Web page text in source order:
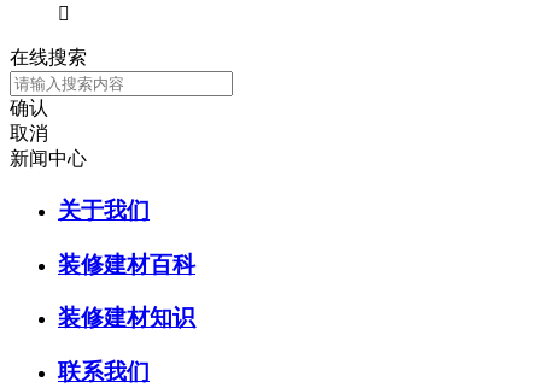

在线搜索
确认
取消
新闻中心
关于我们
装修建材百科
装修建材知识
联系我们